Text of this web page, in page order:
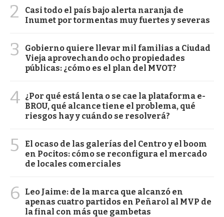
2
Casi todo el país bajo alerta naranja de
Inumet por tormentas muy fuertes y severas
3
Gobierno quiere llevar mil familias a Ciudad
Vieja aprovechando ocho propiedades
públicas: ¿cómo es el plan del MVOT?
4 ¿Por qué está lenta o se cae la plataforma e-
BROU, qué alcance tiene el problema, qué
riesgos hay y cuándo se resolverá?
5
El ocaso de las galerías del Centro y el boom
en Pocitos: cómo se reconfigura el mercado
de locales comerciales
6
Leo Jaime: de la marca que alcanzó en
apenas cuatro partidos en Peñarol al MVP de
la final con más que gambetas